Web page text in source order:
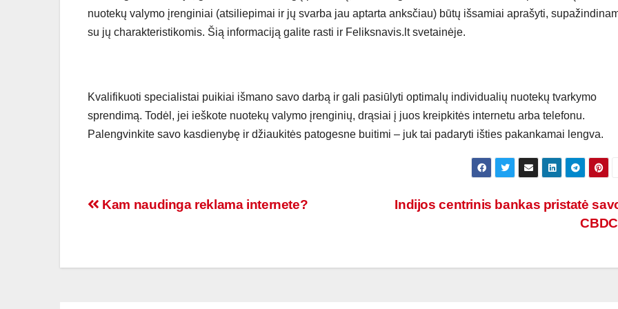
nuotekų valymo įrenginiai (atsiliepimai ir jų svarba jau aptarta anksčiau) būtų išsamiai aprašyti,
su jų charakteristikomis. Šią informaciją galite rasti ir Feliksnavis.lt svetainėje.
Kvalifikuoti specialistai puikiai išmano savo darbą ir gali pasiūlyti optimalų individualių nuotekų tvarkymo
sprendimą. Todėl, jei ieškote nuotekų valymo įrenginių, drąsiai į juos kreipkitės internetu arba telefonu.
Palengvinkite savo kasdienybę ir džiaukitės patogesne buitimi – juk tai padaryti išties pakankamai lengva.
Navigacija
įrašų
Indijos centrinis bankas pristatė
CBDC
Kam naudinga reklama internete?